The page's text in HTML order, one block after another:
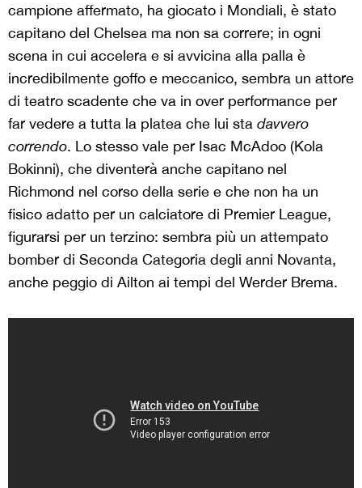
campione affermato, ha giocato i Mondiali, è stato
capitano del Chelsea ma non sa correre; in ogni
scena in cui accelera e si avvicina alla palla è
incredibilmente goffo e meccanico, sembra un attore
di teatro scadente che va in over performance per
far vedere a tutta la platea che lui sta davvero
correndo. Lo stesso vale per Isac McAdoo (Kola
Bokinni), che diventerà anche capitano nel
Richmond nel corso della serie e che non ha un
fisico adatto per un calciatore di Premier League,
figurarsi per un terzino: sembra più un attempato
bomber di Seconda Categoria degli anni Novanta,
anche peggio di Ailton ai tempi del Werder Brema.